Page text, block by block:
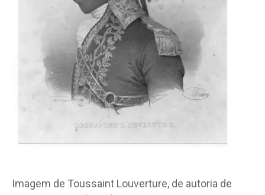
Imagem de Toussaint Louverture, de autoria de